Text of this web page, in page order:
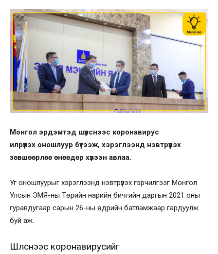
Монгол эрдэмтэд шүлснээс коронавирус
илрүүлэх оношлуур бүтээж, хэрэглээнд нэвтрүүлэх
зөвшөөрлөө өнөөдөр хүлээн авлаа.
Уг оношлуурыг хэрэглээнд нэвтрүүлэх гэрчилгээг Монгол
Улсын ЭМЯ-ны Төрийн нарийн бичгийн даргын 2021 оны
гуравдугаар сарын 26-ны өдрийн батламжаар гардуулж
буй аж.
Шүлснээс коронавирусийг